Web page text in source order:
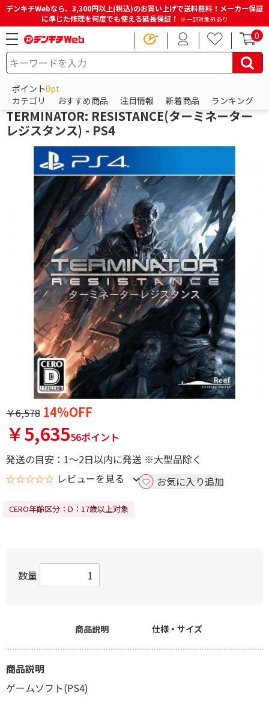
デンキチWebなら、3,300円以上(税込)のお買い上げで送料無料！メーカー保証
に準じた修理を何度でも使える延長保証！ ※一部対象外あり
0
ポイント0pt
カテゴリ
おすすめ商品 注目情報 新着商品 ランキング
HOME 商品一覧ページ ゲーム
その他メーカー
TERMINATOR: RESISTANCE(ターミネーター
レジスタンス) - PS4
￥6,578 14%OFF
￥5,63556ポイント
発送の目安：1～2日以内に発送 ※大型品除く
☆☆☆☆☆ レビューを見る お気に入り追加
CERO年齢区分：D：17歳以上対象
数量
商品説明 仕様・サイズ
商品説明
ゲームソフト(PS4)